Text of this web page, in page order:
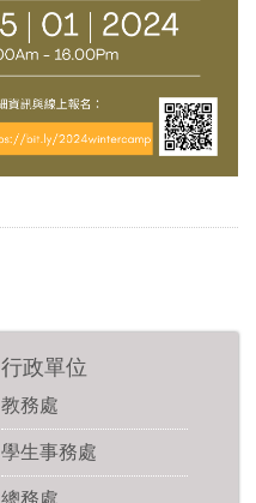
行政單位
教務處
學生事務處
總務處